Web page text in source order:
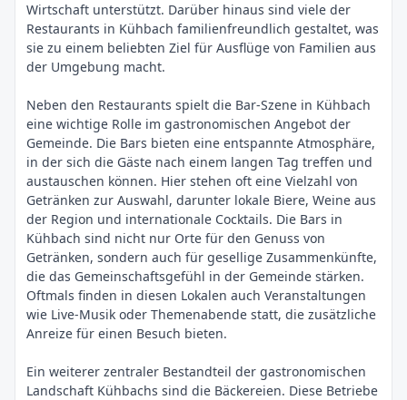
Wirtschaft unterstützt. Darüber hinaus sind viele der
Restaurants in Kühbach familienfreundlich gestaltet, was
sie zu einem beliebten Ziel für Ausflüge von Familien aus
der Umgebung macht.
Neben den Restaurants spielt die Bar-Szene in Kühbach
eine wichtige Rolle im gastronomischen Angebot der
Gemeinde. Die Bars bieten eine entspannte Atmosphäre,
in der sich die Gäste nach einem langen Tag treffen und
austauschen können. Hier stehen oft eine Vielzahl von
Getränken zur Auswahl, darunter lokale Biere, Weine aus
der Region und internationale Cocktails. Die Bars in
Kühbach sind nicht nur Orte für den Genuss von
Getränken, sondern auch für gesellige Zusammenkünfte,
die das Gemeinschaftsgefühl in der Gemeinde stärken.
Oftmals finden in diesen Lokalen auch Veranstaltungen
wie Live-Musik oder Themenabende statt, die zusätzliche
Anreize für einen Besuch bieten.
Ein weiterer zentraler Bestandteil der gastronomischen
Landschaft Kühbachs sind die Bäckereien. Diese Betriebe